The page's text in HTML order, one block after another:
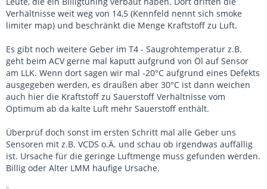
Verhältnisse weit weg von 14,5 (Kennfeld nennt sich smoke
limiter map) und beschränkt die Menge Kraftstoff zu Luft.
Es gibt noch weitere Geber im T4 - Saugrohtemperatur z.B.
geht beim ACV gerne mal kaputt aufgrund von Öl auf Sensor
am LLK. Wenn dort sagen wir mal -20°C aufgrund eines Defekts
ausgegeben werden, es draußen aber 30°C ist dann weichen
auch hier die Kraftstoff zu Sauerstoff Verhältnisse vom
Optimum ab da kalte Luft mehr Sauerstoff enthält.
Überprüf doch sonst im ersten Schritt mal alle Geber uns
Sensoren mit z.B. VCDS o.Ä. und schau ob irgendwas auffällig
ist. Ursache für die geringe Luftmenge muss gefunden werden.
Billig oder Alter LMM häufige Ursache.